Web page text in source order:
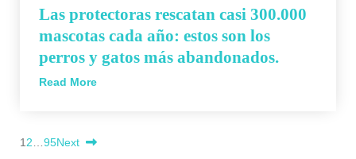
Las protectoras rescatan casi 300.000
mascotas cada año: estos son los
perros y gatos más abandonados.
Read More
1 2 95Next